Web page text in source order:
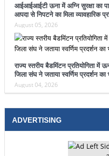
आईआईआईटी ऊना में अग्नि सुरक्षा का
आपदा से निपटने का मिला व्यावहारिक
August 05, 2026
राज्य स्तरीय बैडमिंटन प्रतियोगिता में
जिला संघ ने जताया स्वर्णिम प्रदर्शन का
August 04, 2026
ADVERTISING